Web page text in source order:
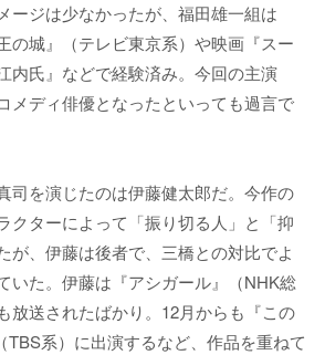
ージは少なかったが、福田雄一組は
の城』（テレビ東京系）や映画『スー
内氏』などで経験済み。今回の主演
メディ俳優となったといっても過言で
司を演じたのは伊藤健太郎だ。今作の
クターによって「振り切る人」と「抑
が、伊藤は後者で、三橋との対比でよ
いた。伊藤は『アシガール』（NHK総
放送されたばかり。12月からも『この
TBS系）に出演するなど、作品を重ねて